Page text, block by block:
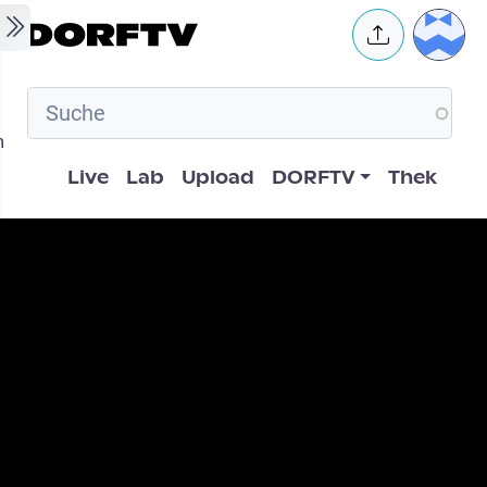
Skip to main content User
Hauptnavigation
Live Lab Upload DORFTV Thek